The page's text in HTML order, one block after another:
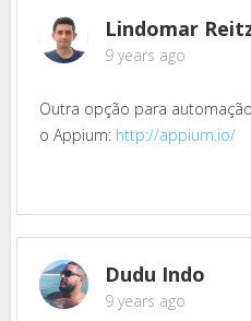
Lindomar
9 years ago
Outra opção para
o Appium: http://appium.io/
Dudu Indo
9 years ago